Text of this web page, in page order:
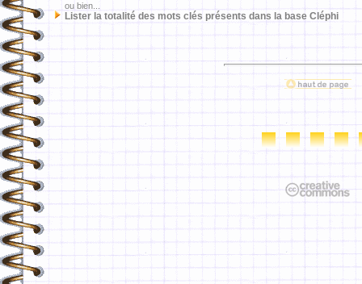
ou bien...
Lister la totalité des mots clés présents dans la base Cléphi